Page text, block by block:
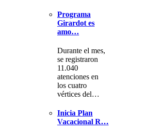
Programa
Girardot es
amo…
Durante el mes,
se registraron
11.040
atenciones en
los cuatro
vértices del…
Inicia Plan
Vacacional R…